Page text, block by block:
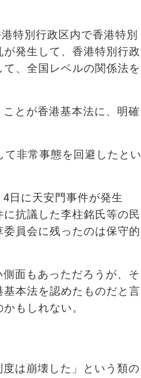
特別行政区内で香港特別
発生して、香港特別行政
、全国レベルの関係法を
とが香港基本法に、明確
非常事態を回避したとい
日に天安門事件が発生
抗議した李柱銘氏等の民
員会に残ったのは保守的
面もあっただろうが、そ
本法を認めたものだと言
もしれない。
は崩壊した」という類の